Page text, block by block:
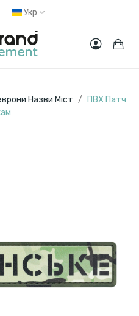
Укр
Назви Міст
ПВХ Патч